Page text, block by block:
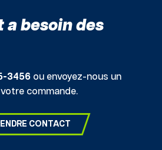
a besoin des
3456 ou envoyez-nous un
commande.
CONTACT